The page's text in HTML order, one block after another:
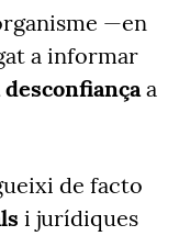
—en
a informar
a
de facto
i jurídiques